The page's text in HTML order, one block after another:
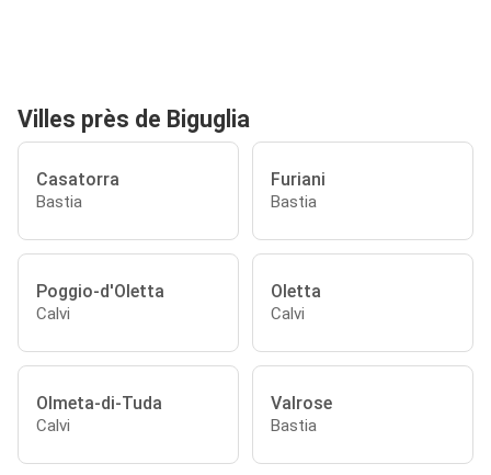
Villes près de Biguglia
Casatorra
Bastia
Furiani
Bastia
Poggio-d'Oletta
Calvi
Oletta
Calvi
Olmeta-di-Tuda
Calvi
Valrose
Bastia